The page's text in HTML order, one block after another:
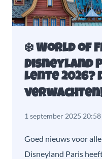
❄️ World of
Disneyland
lente 2026?
verwachten!
1 september 2025 20:58
Goed nieuws voor
Disneyland Paris